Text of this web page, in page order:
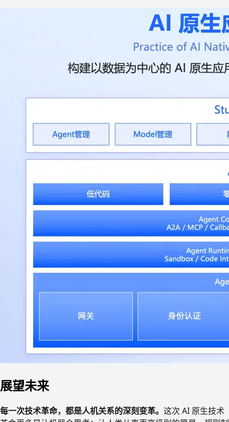
展望未来
每一次技术革命，都是人机关系的深刻变革。 这次 AI 原生技术